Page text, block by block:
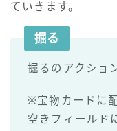
ていきます。
掘る
掘るのアクショ
※宝物カードに
空きフィールド